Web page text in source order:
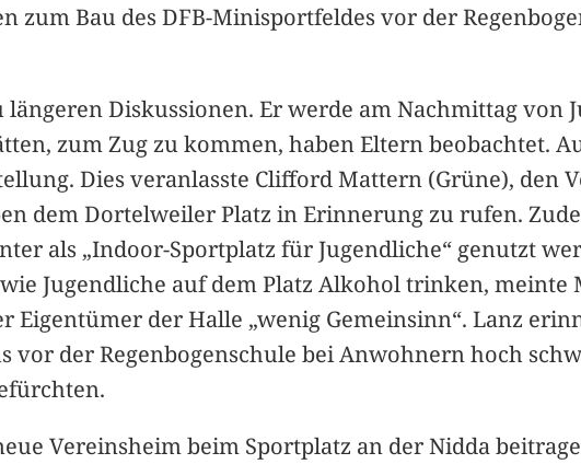
zum Bau des DFB-Minisportfeldes vor der
Diskussionen. Er werde am Nachmittag von
zum Zug zu kommen, haben Eltern beobachtet.
Dies veranlasste Clifford Mattern (Grüne), den
dem Dortelweiler Platz in Erinnerung zu rufen.
als „Indoor-Sportplatz für Jugendliche“ genutzt
Jugendliche auf dem Platz Alkohol trinken, meinte
Eigentümer der Halle „wenig Gemeinsinn“. Lanz
vor der Regenbogenschule bei Anwohnern hoch
Vereinsheim beim Sportplatz an der Nidda